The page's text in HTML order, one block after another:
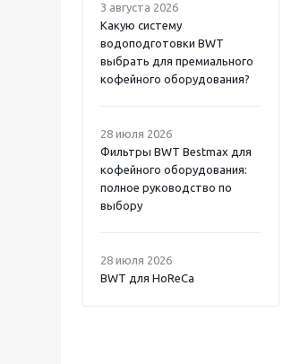
3 августа 2026
Какую систему
водоподготовки BWT
выбрать для премиального
кофейного оборудования?
28 июля 2026
Фильтры BWT Bestmax для
кофейного оборудования:
полное руководство по
выбору
28 июля 2026
BWT для HoReCa